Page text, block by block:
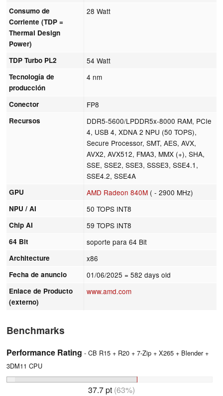
Consumo de
Corriente (TDP =
Thermal Design
Power)
28 Watt
TDP Turbo PL2 54 Watt
Tecnología de
producción
4 nm
Conector FP8
Recursos
DDR5-5600/LPDDR5x-8000 RAM, PCIe
4, USB 4, XDNA 2 NPU (50 TOPS),
Secure Processor, SMT, AES, AVX,
AVX2, AVX512, FMA3, MMX (+), SHA,
SSE, SSE2, SSE3, SSSE3, SSE4.1,
SSE4.2, SSE4A
GPU AMD Radeon 840M ( - 2900 MHz)
NPU / AI 50 TOPS INT8
Chip AI 59 TOPS INT8
64 Bit soporte para 64 Bit
Architecture x86
Fecha de anuncio 01/06/2025 = 582 days old
Enlace de Producto
(externo)
www.amd.com
Benchmarks
Performance Rating - CB R15 + R20 + 7-Zip + X265 + Blender +
3DM11 CPU
37.7 pt (63%)